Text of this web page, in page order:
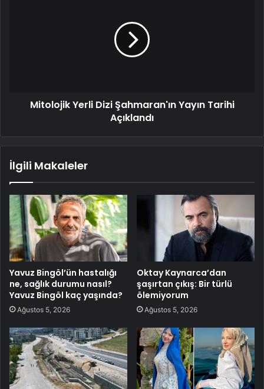
Mitolojik Yerli Dizi Şahmaran'ın Yayın Tarihi
Açıklandı
İlgili Makaleler
Yavuz Bingöl’ün hastalığı
ne, sağlık durumu nasıl?
Yavuz Bingöl kaç yaşında?
Ağustos 5, 2026
Oktay Kaynarca’dan
şaşırtan çıkış: Bir türlü
ölemiyorum
Ağustos 5, 2026